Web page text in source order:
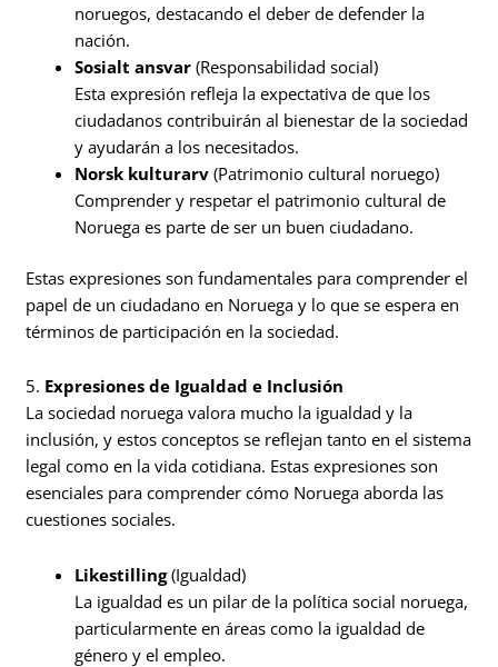
noruegos, destacando el deber de defender la
nación.
Sosialt ansvar (Responsabilidad social)
Esta expresión refleja la expectativa de que los
ciudadanos contribuirán al bienestar de la sociedad
y ayudarán a los necesitados.
Norsk kulturarv (Patrimonio cultural noruego)
Comprender y respetar el patrimonio cultural de
Noruega es parte de ser un buen ciudadano.
Estas expresiones son fundamentales para comprender el
papel de un ciudadano en Noruega y lo que se espera en
términos de participación en la sociedad.
5. Expresiones de Igualdad e Inclusión
La sociedad noruega valora mucho la igualdad y la
inclusión, y estos conceptos se reflejan tanto en el sistema
legal como en la vida cotidiana. Estas expresiones son
esenciales para comprender cómo Noruega aborda las
cuestiones sociales.
Likestilling(Igualdad)
La igualdad es un pilar de la política social noruega,
particularmente en áreas como la igualdad de
género y el empleo.